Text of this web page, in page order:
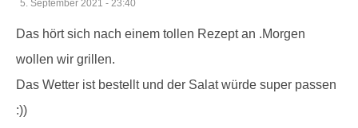
5. September 2021 - 23:40
Das hört sich nach einem tollen Rezept an .Morgen
wollen wir grillen.
Das Wetter ist bestellt und der Salat würde super passen
:))